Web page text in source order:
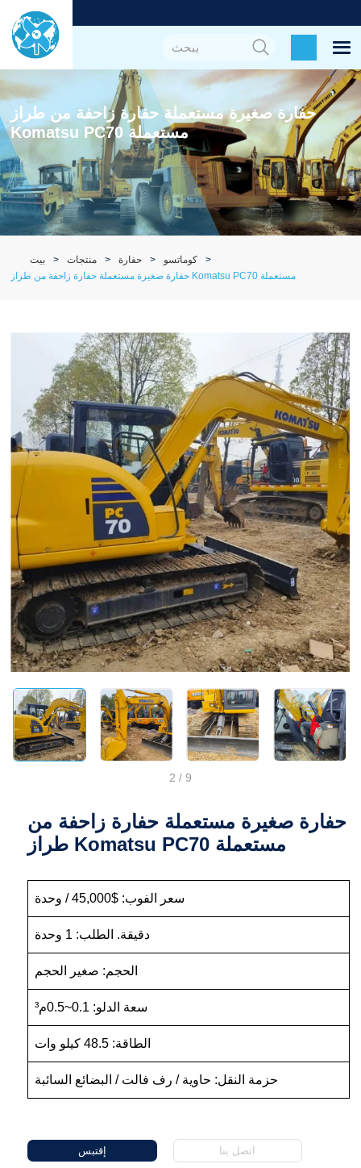
حفارة صغيرة مستعملة حفارة زاحفة من طراز
Komatsu PC70 مستعملة
بيت منتجات حفارة
كوماتسو
حفارة صغيرة مستعملة حفارة زاحفة من طراز Komatsu PC70 مستعملة
2 / 9
حفارة صغيرة مستعملة حفارة زاحفة من
طراز Komatsu PC70 مستعملة
الحجم: صغير الحجم
سعة الدلو: 0.1~0.5م³
الطاقة: 48.5 كيلو وات
حزمة النقل: حاوية / رف فالت / البضائع السائبة
إقتبس اتصل بنا